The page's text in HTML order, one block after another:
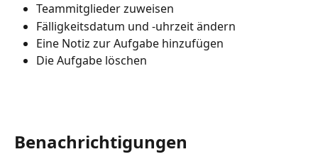
Teammitglieder zuweisen
Fälligkeitsdatum und -uhrzeit ändern
Eine Notiz zur Aufgabe hinzufügen
Die Aufgabe löschen
Benachrichtigungen